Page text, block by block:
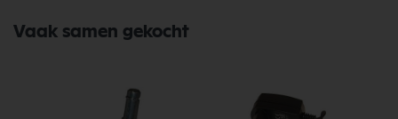
Vaak samen gekocht